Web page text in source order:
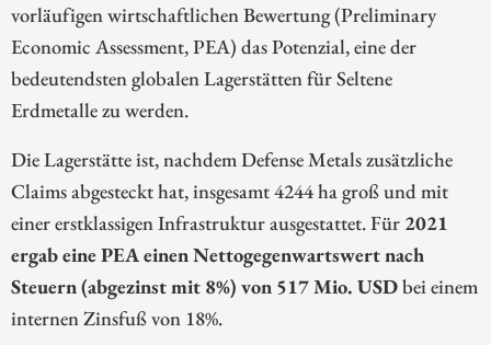
vorläufigen wirtschaftlichen Bewertung (Preliminary
Economic Assessment, PEA) das Potenzial, eine der
bedeutendsten globalen Lagerstätten für Seltene
Erdmetalle zu werden.
Die Lagerstätte ist, nachdem Defense Metals zusätzliche
Claims abgesteckt hat, insgesamt 4244 ha groß und mit
einer erstklassigen Infrastruktur ausgestattet. Für 2021
ergab eine PEA einen Nettogegenwartswert nach
Steuern (abgezinst mit 8%) von 517 Mio. USDbei einem
internen Zinsfuß von 18%.